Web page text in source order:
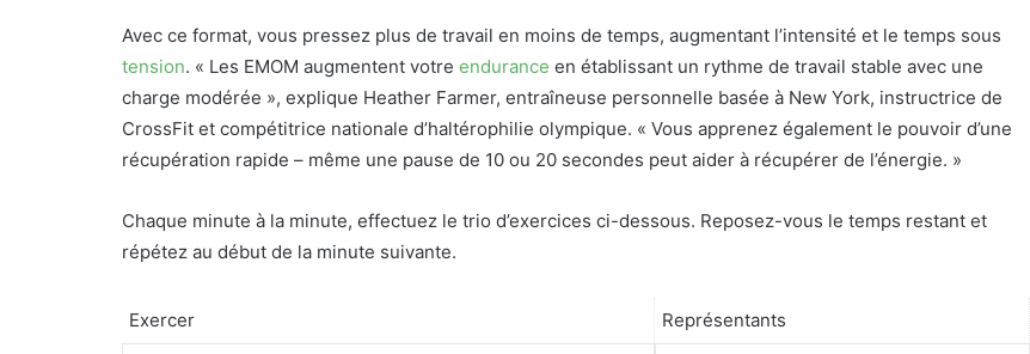
Avec ce format, vous pressez plus de travail en moins de temps, augmentant l’intensité et le temps sous
tension. « Les EMOM augmentent votre endurance en établissant un rythme de travail stable avec une
charge modérée », explique Heather Farmer, entraîneuse personnelle basée à New York, instructrice de
CrossFit et compétitrice nationale d’haltérophilie olympique. « Vous apprenez également le pouvoir d’une
récupération rapide – même une pause de 10 ou 20 secondes peut aider à récupérer de l’énergie. »
Chaque minute à la minute, effectuez le trio d’exercices ci-dessous. Reposez-vous le temps restant et
répétez au début de la minute suivante.
Exercer Représentants